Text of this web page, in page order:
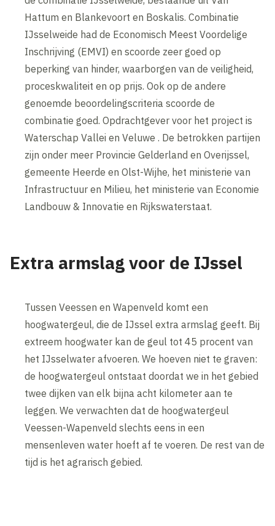
Hattum en Blankevoort en Boskalis. Combinatie
IJsselweide had de Economisch Meest Voordelige
Inschrijving (EMVI) en scoorde zeer goed op
beperking van hinder, waarborgen van de veiligheid,
proceskwaliteit en op prijs. Ook op de andere
genoemde beoordelingscriteria scoorde de
combinatie goed. Opdrachtgever voor het project is
Waterschap Vallei en Veluwe . De betrokken partijen
zijn onder meer Provincie Gelderland en Overijssel,
gemeente Heerde en Olst-Wijhe, het ministerie van
Infrastructuur en Milieu, het ministerie van Economie
Landbouw & Innovatie en Rijkswaterstaat.
Extra armslag voor de IJssel
Tussen Veessen en Wapenveld komt een
hoogwatergeul, die de IJssel extra armslag geeft. Bij
extreem hoogwater kan de geul tot 45 procent van
het IJsselwater afvoeren. We hoeven niet te graven:
de hoogwatergeul ontstaat doordat we in het gebied
twee dijken van elk bijna acht kilometer aan te
leggen. We verwachten dat de hoogwatergeul
Veessen-Wapenveld slechts eens in een
mensenleven water hoeft af te voeren. De rest van de
tijd is het agrarisch gebied.